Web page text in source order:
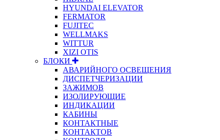
HYUNDAI ELEVATOR
FERMATOR
FUJITEC
WELLMAKS
WITTUR
XIZI OTIS
БЛОКИ
АВАРИЙНОГО ОСВЕЩЕНИЯ
ДИСПЕТЧЕРИЗАЦИИ
ЗАЖИМОВ
ИЗОЛИРУЮЩИЕ
ИНДИКАЦИИ
КАБИНЫ
КОНТАКТНЫЕ
КОНТАКТОВ